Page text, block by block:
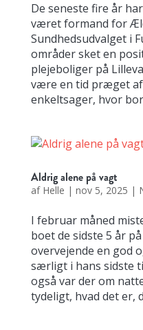
De seneste fire år
været formand for
Sundhedsudvalget i
områder sket en
plejeboliger på
være en tid præget
enkeltsager, hvor
Aldrig alene på vagt
af Helle | nov 5, 2025 |
I februar måned
boet de sidste 5 år
overvejende en god
særligt i hans sidste
også var der om
tydeligt, hvad det er,